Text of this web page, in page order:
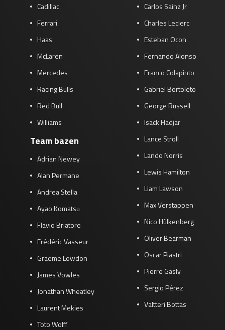
Cadillac
Ferrari
Haas
McLaren
Mercedes
Racing Bulls
Red Bull
Williams
Team bazen
Adrian Newey
Alan Permane
Andrea Stella
Ayao Komatsu
Flavio Briatore
Frédéric Vasseur
Graeme Lowdon
James Vowles
Jonathan Wheatley
Laurent Mekies
Toto Wolff
Carlos Sainz Jr
Charles Leclerc
Esteban Ocon
Fernando Alonso
Franco Colapinto
Gabriel Bortoleto
George Russell
Isack Hadjar
Lance Stroll
Lando Norris
Lewis Hamilton
Liam Lawson
Max Verstappen
Nico Hülkenberg
Oliver Bearman
Oscar Piastri
Pierre Gasly
Sergio Pérez
Valtteri Bottas